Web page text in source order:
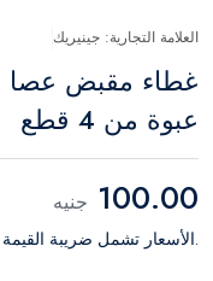
العلامة التجارية: جينيريك
غطاء مقبض عصا
عبوة من 4 قطع
100.00 جنيه
.الأسعار تشمل ضريبة